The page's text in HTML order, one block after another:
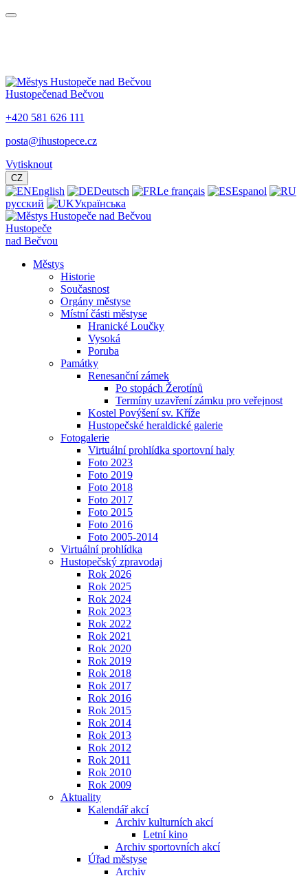
Hustopečenad Bečvou
+420 581 626 111
posta@ihustopece.cz
Vytisknout
CZ
English Deutsch Le français
Espanol
русский
Українська
Hustopeče
nad Bečvou
Městys
Historie
Současnost
Orgány městyse
Místní části městyse
Hranické Loučky
Vysoká
Poruba
Památky
Renesanční zámek
Po stopách Žerotínů
Termíny uzavření zámku pro veřejnost
Kostel Povýšení sv. Kříže
Hustopečské heraldické galerie
Fotogalerie
Virtuální prohlídka sportovní haly
Foto 2023
Foto 2019
Foto 2018
Foto 2017
Foto 2015
Foto 2016
Foto 2005-2014
Virtuální prohlídka
Hustopečský zpravodaj
Rok 2026
Rok 2025
Rok 2024
Rok 2023
Rok 2022
Rok 2021
Rok 2020
Rok 2019
Rok 2018
Rok 2017
Rok 2016
Rok 2015
Rok 2014
Rok 2013
Rok 2012
Rok 2011
Rok 2010
Rok 2009
Aktuality
Kalendář akcí
Archiv kulturních akcí
Letní kino
Archiv sportovních akcí
Úřad městyse
Archiv